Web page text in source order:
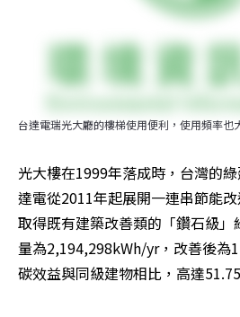
台達電瑞光大廳的樓梯使用便利，使用頻率也
光大樓在1999年落成時，台灣的
達電從2011年起展開一連串節能
取得既有建築改善類的「鑽石級
量為2,194,298kWh/yr，改善後為
碳效益與同級建物相比，高達